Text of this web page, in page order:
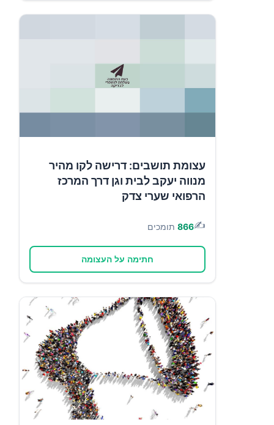
עצומת תושבים: דרישה לקו מהיר
מנווה יעקב לבית וגן דרך המרכז
הרפואי שערי צדק
✍️
866 תומכים
חתימה על העצומה